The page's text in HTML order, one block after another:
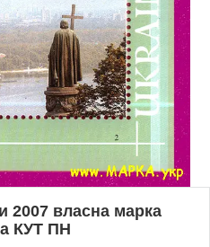
2007 власна марка
КУТ ПН